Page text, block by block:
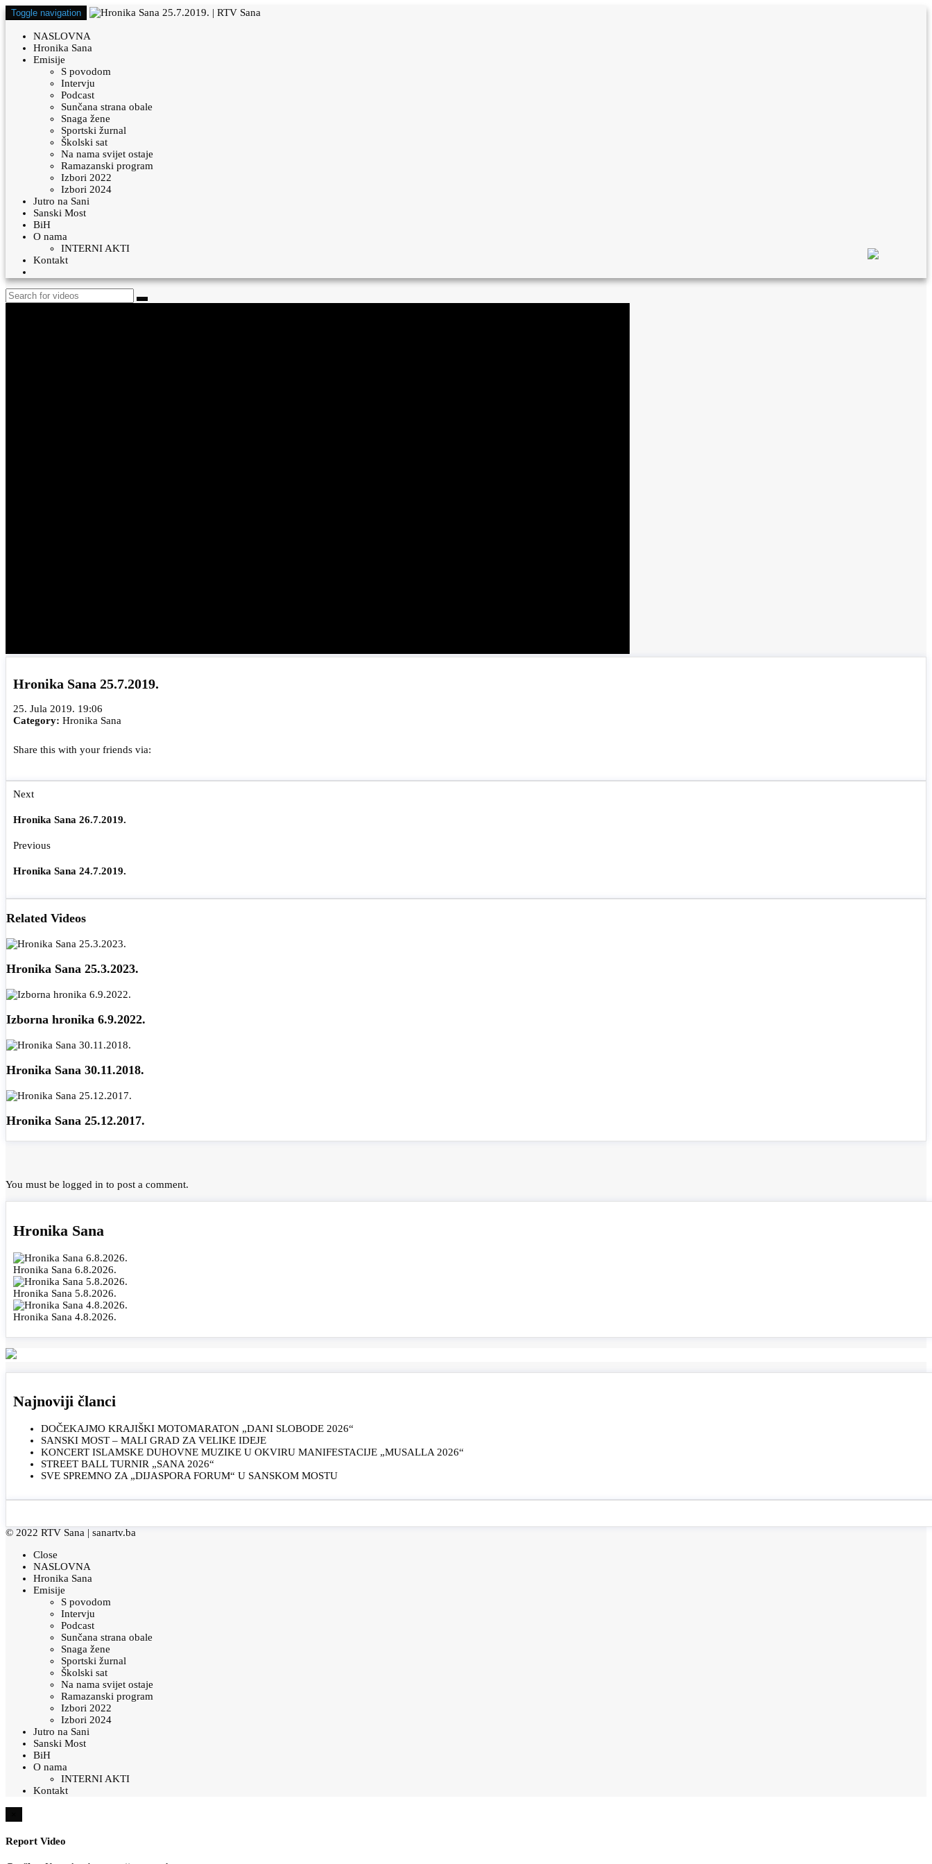
Toggle navigation
NASLOVNA
Hronika Sana
Emisije
S povodom
Intervju
Podcast
Sunčana strana obale
Snaga žene
Sportski žurnal
Školski sat
Na nama svijet ostaje
Ramazanski program
Izbori 2022
Izbori 2024
Jutro na Sani
Sanski Most
BiH
O nama
INTERNI AKTI
Kontakt
Hronika Sana 25.7.2019.
25. Jula 2019. 19:06
Category: Hronika Sana
Share this with your friends via:
Next
Hronika Sana 26.7.2019.
Previous
Hronika Sana 24.7.2019.
Related Videos
Hronika Sana 25.3.2023.
Izborna hronika 6.9.2022.
Hronika Sana 30.11.2018.
Hronika Sana 25.12.2017.
You must be logged in to post a comment.
Hronika Sana
Hronika Sana 6.8.2026.
Hronika Sana 5.8.2026.
Hronika Sana 4.8.2026.
Najnoviji članci
DOČEKAJMO KRAJIŠKI MOTOMARATON „DANI SLOBODE 2026“
SANSKI MOST – MALI GRAD ZA VELIKE IDEJE
KONCERT ISLAMSKE DUHOVNE MUZIKE U OKVIRU MANIFESTACIJE „MUSALLA 2026“
STREET BALL TURNIR „SANA 2026“
SVE SPREMNO ZA „DIJASPORA FORUM“ U SANSKOM MOSTU
© 2022 RTV Sana | sanartv.ba
Close
NASLOVNA
Hronika Sana
Emisije
S povodom
Intervju
Podcast
Sunčana strana obale
Snaga žene
Sportski žurnal
Školski sat
Na nama svijet ostaje
Ramazanski program
Izbori 2022
Izbori 2024
Jutro na Sani
Sanski Most
BiH
O nama
INTERNI AKTI
Kontakt
Report Video